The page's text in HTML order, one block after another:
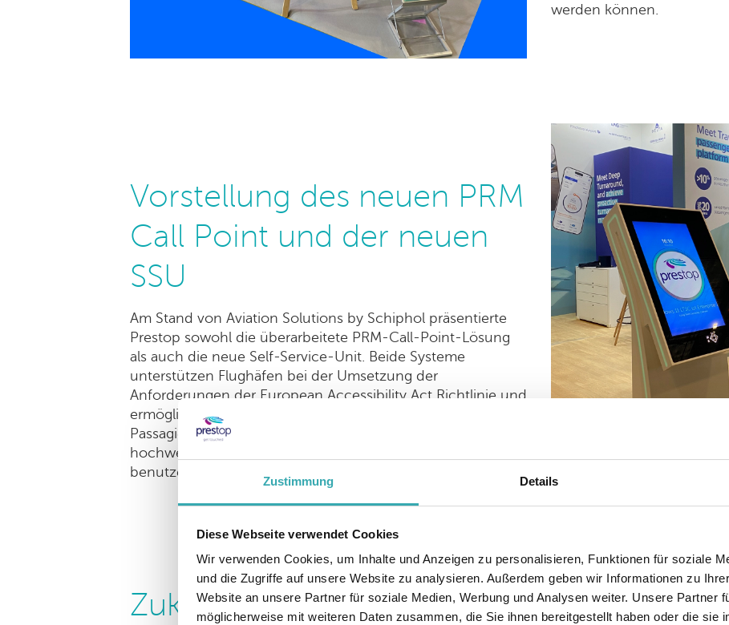
Zustimmung Details
Diese Webseite verwendet Cookies
Wir verwenden Cookies, um Inhalte und Anzeigen zu personalisieren, Funktionen für soziale
und die Zugriffe auf unsere Website zu analysieren. Außerdem geben wir Informationen zu
Website an unsere Partner für soziale Medien, Werbung und Analysen weiter. Unsere Partner
möglicherweise mit weiteren Daten zusammen, die Sie ihnen bereitgestellt haben oder die sie
werden können.
Vorstellung des neuen PRM
Call Point und der neuen
SSU
Am Stand von Aviation Solutions by Schiphol präsentierte
Prestop sowohl die überarbeitete PRM-Call-Point-Lösung
als auch die neue Self-Service-Unit. Beide Systeme
unterstützen Flughäfen bei der Umsetzung der
Anforderungen der European Accessibility Act Richtlinie und
ermöglichen gleichzeitig eine reibungslose und zugängliche
Passagierführung. Besucher lobten besonders das
hochwertige Design mit Himacs sowie die
benutzerfreundliche Interaktion.
Zukunftsorientierte Lösungen für